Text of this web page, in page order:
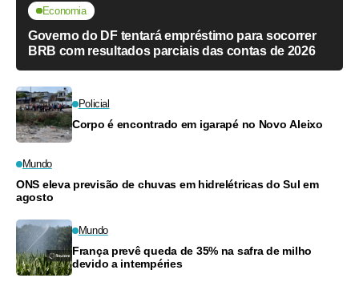
Economia
Governo do DF tentará empréstimo para socorrer
BRB com resultados parciais das contas de 2026
Policial
Corpo é encontrado em igarapé no Novo Aleixo
Mundo
ONS eleva previsão de chuvas em hidrelétricas do Sul em
agosto
Mundo
França prevê queda de 35% na safra de milho
devido a intempéries